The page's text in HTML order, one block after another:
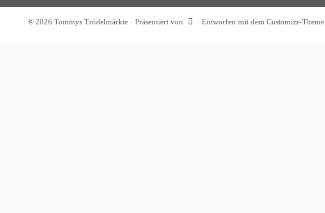
· © 2026 Tommys Trödelmärkte · Präsentiert von · Entworfen mit dem Customizr-Theme